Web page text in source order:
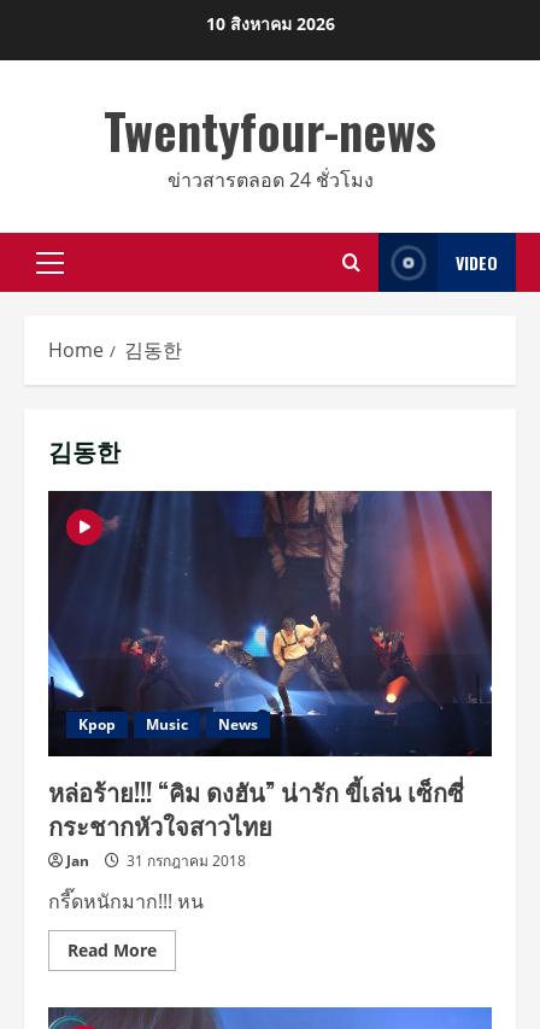
10 สิงหาคม 2026
Twentyfour-news
ข่าวสารตลอด 24 ชั่วโมง
Primary
VIDEO
Home 김동한
김동한
Kpop Music News
หล่อร้าย!!! “คิม ดงฮัน” น่ารัก ขี้เล่น เซ็กซี่
กระชากหัวใจสาวไทย
Jan 31 กรกฎาคม 2018
กรี๊ดหนักมาก!!! หน
Read MoreRead
more
ร้าย!!!